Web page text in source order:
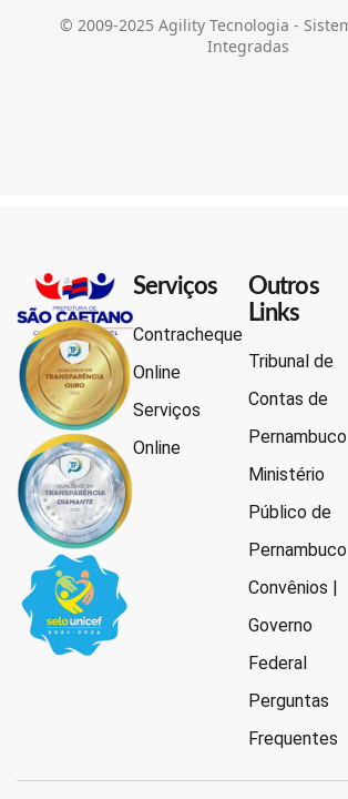
Serviços
Contracheque
Online
Serviços
Online
Outros
Links
Tribunal de
Contas de
Pernambuco
Ministério
Público de
Pernambuco
Convênios |
Governo
Federal
Perguntas
Frequentes